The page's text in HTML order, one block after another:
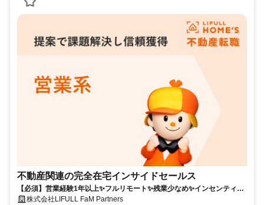
不動産関連の完全在宅インサイドセールス
【必須】営業経験1年以上✨フルリモート✨残業少なめ✨インセンティブ
有 株式会社LIFULL FaM Partners